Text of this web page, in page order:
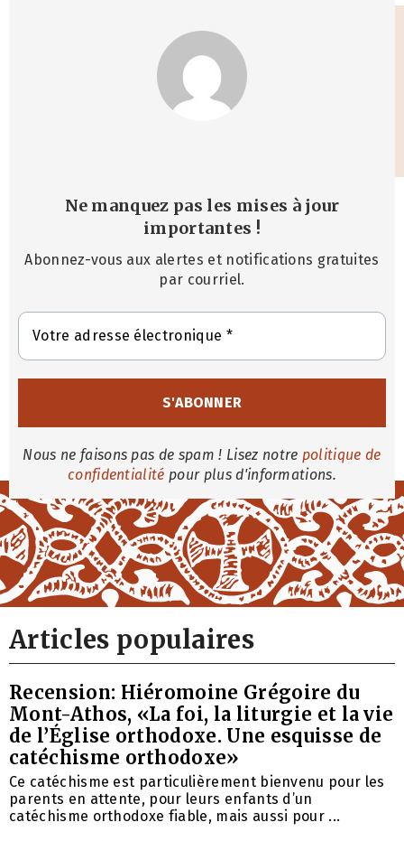
Ne manquez pas les mises à jour
importantes !
Abonnez-vous aux alertes et notifications gratuites
par courriel.
Nous ne faisons pas de spam ! Lisez notre politique de
confidentialité pour plus d'informations.
Articles populaires
Recension: Hiéromoine Grégoire du
Mont-Athos, «La foi, la liturgie et la vie
de l’Église orthodoxe. Une esquisse de
catéchisme orthodoxe»
Ce catéchisme est particulièrement bienvenu pour les
parents en attente, pour leurs enfants d’un
catéchisme orthodoxe fiable, mais aussi pour ...